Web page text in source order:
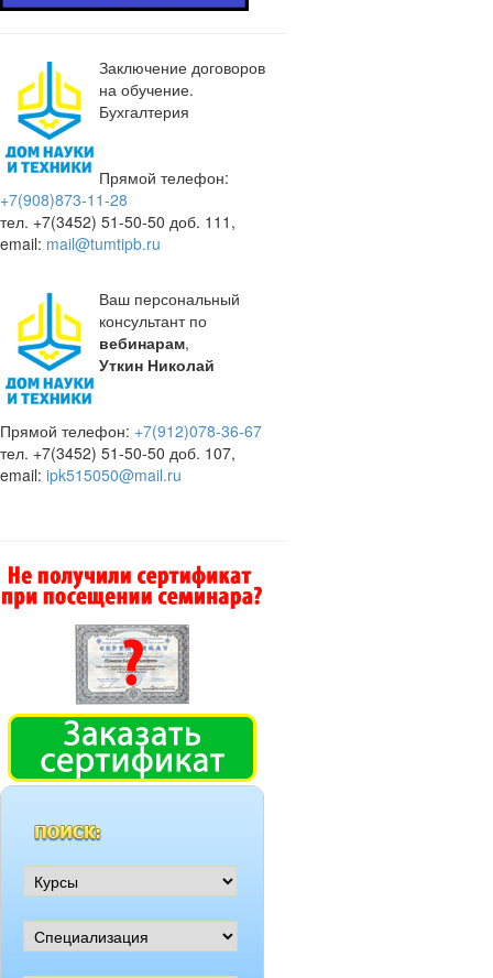
Заключение договоров
на обучение.
Бухгалтерия
Прямой телефон:
+7(908)873-11-28
тел. +7(3452) 51-50-50 доб. 111,
email: mail@tumtipb.ru
Ваш персональный
консультант по
вебинарам,
Уткин Николай
Прямой телефон: +7(912)078-36-67
тел. +7(3452) 51-50-50 доб. 107,
email: ipk515050@mail.ru